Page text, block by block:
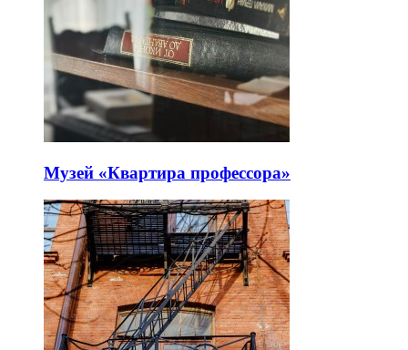
Музей «Квартира профессора»